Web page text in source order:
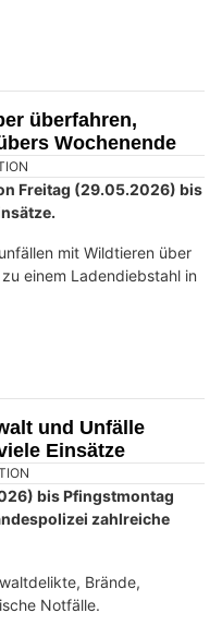
überfahren,
Wochenende
Freitag (29.05.2026) bis
mit Wildtieren über
einem Ladendiebstahl in
und Unfälle
Einsätze
bis Pfingstmontag
zahlreiche
Brände,
Notfälle.